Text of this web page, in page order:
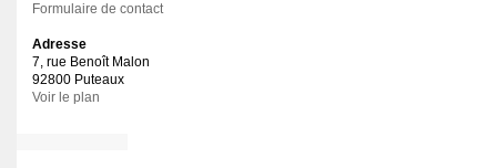
Formulaire de contact
Adresse
7, rue Benoît Malon
92800 Puteaux
Voir le plan